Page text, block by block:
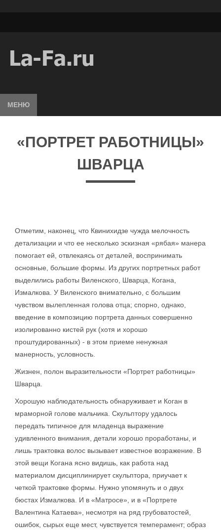
МЕНЮ
«ПОРТРЕТ РАБОТНИЦЫ»
ШВАРЦА
Отметим, наконец, что Квинихидзе чужда мелочность
детализации и что ее несколько эскизная «рябая» манера
помогает ей, отвлекаясь от деталей, воспринимать
основные, большие формы. Из других портретных работ
выделились работы Виленского, Шварца, Когана,
Измалкова. У Виленского внимательно, с большим
чувством вылепленная голова отца; спорно, однако,
введение в композицию портрета данных совершенно
изолированно кистей рук (хотя и хорошо
проштудированных) - в этом приеме ненужная
манерность, условность.
Жизнен, полон выразительности «Портрет работницы»
Шварца.
Хорошую наблюдательность обнаруживает и Коган в
мраморной голове мальчика. Скульптору удалось
передать типичное для младенца выражение
удивленного внимания, детали хорошо проработаны, и
лишь трактовка волос вызывает известное возражение. В
этой вещи Когана ясно видишь, как работа над
материалом дисциплинирует скульптора, приучает к
четкой трактовке формы. Нужно упомянуть и о двух
бюстах Измалкова. И в «Матросе», и в «Портрете
Валентина Катаева», несмотря на ряд грубоватостей,
ошибок, сырых еще мест, чувствуется темперамент; образ